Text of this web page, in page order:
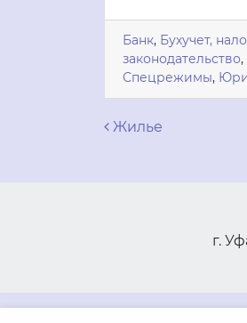
Банк, Бухучет,
законодательство,
Спецрежимы,
Навигация
Жилье
г.